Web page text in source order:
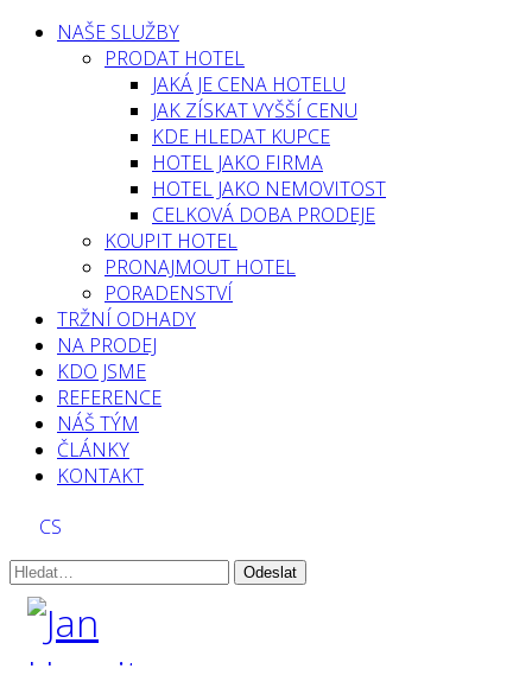
NAŠE SLUŽBY
PRODAT HOTEL
JAKÁ JE CENA HOTELU
JAK ZÍSKAT VYŠŠÍ CENU
KDE HLEDAT KUPCE
HOTEL JAKO FIRMA
HOTEL JAKO NEMOVITOST
CELKOVÁ DOBA PRODEJE
KOUPIT HOTEL
PRONAJMOUT HOTEL
PORADENSTVÍ
TRŽNÍ ODHADY
NA PRODEJ
KDO JSME
REFERENCE
NÁŠ TÝM
ČLÁNKY
KONTAKT
CS